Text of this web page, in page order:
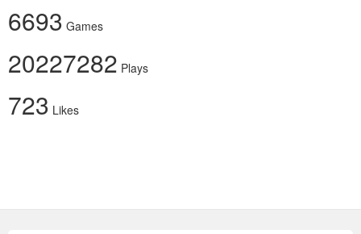
6693 Games
20227282 Plays
723 Likes